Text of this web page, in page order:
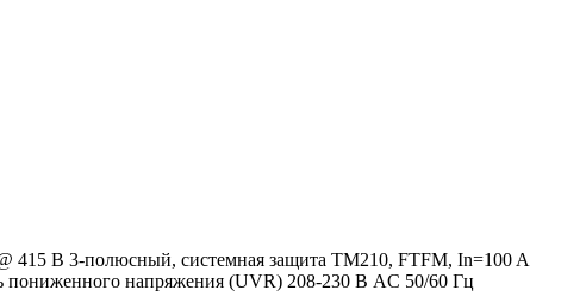
415 В 3-полюсный, системная защита TM210, FTFM, In=100 A
пониженного напряжения (UVR) 208-230 В AC 50/60 Гц